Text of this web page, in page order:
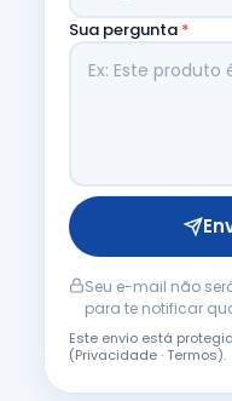
Sua pergunta *
Seu e-mail não
para te notificar
Este envio está
(Privacidade·Termos).